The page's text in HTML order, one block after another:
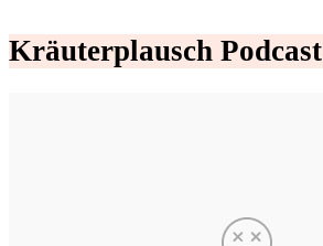
Kräuterplausch Podcast